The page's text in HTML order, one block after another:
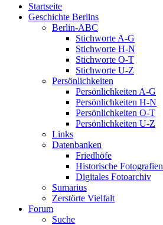
Startseite
Geschichte Berlins
Berlin-ABC
Stichworte A-G
Stichworte H-N
Stichworte O-T
Stichworte U-Z
Persönlichkeiten
Persönlichkeiten A-G
Persönlichkeiten H-N
Persönlichkeiten O-T
Persönlichkeiten U-Z
Links
Datenbanken
Friedhöfe
Historische Fotografien
Digitales Fotoarchiv
Sumarius
Zerstörte Vielfalt
Forum
Suche